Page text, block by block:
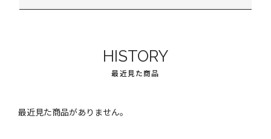
HISTORY
最近見た商品
最近見た商品がありません。